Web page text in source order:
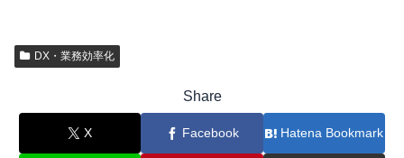
DX・業務効率化
Share
X Facebook Hatena Bookmark